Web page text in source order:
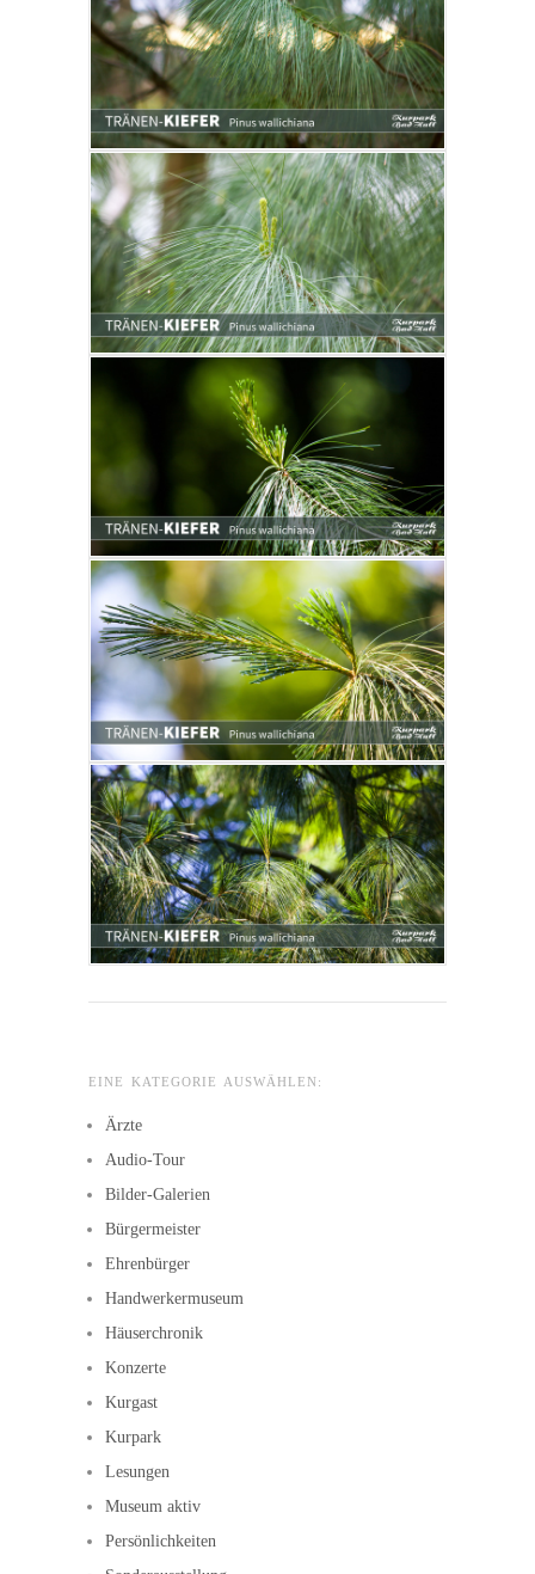
EINE KATEGORIE AUSWÄHLEN:
Ärzte
Audio-Tour
Bilder-Galerien
Bürgermeister
Ehrenbürger
Handwerkermuseum
Häuserchronik
Konzerte
Kurgast
Kurpark
Lesungen
Museum aktiv
Persönlichkeiten